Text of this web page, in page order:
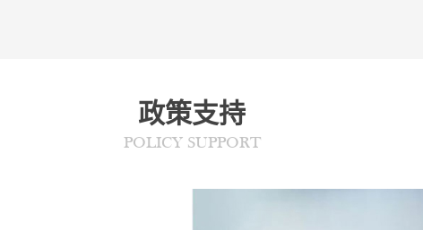
政策支持
POLICY SUPPORT